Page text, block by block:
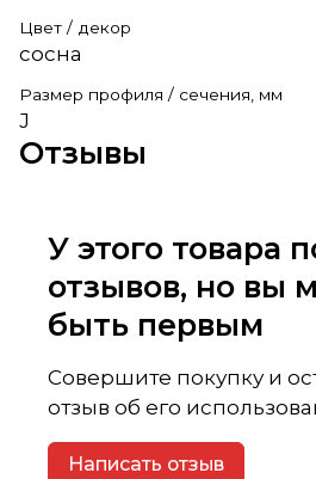
Цвет / декор
сосна
Размер профиля / сечения, мм
J
Отзывы
У этого товара
отзывов, но вы
быть первым
Совершите покупку и
отзыв об его
Написать отзыв